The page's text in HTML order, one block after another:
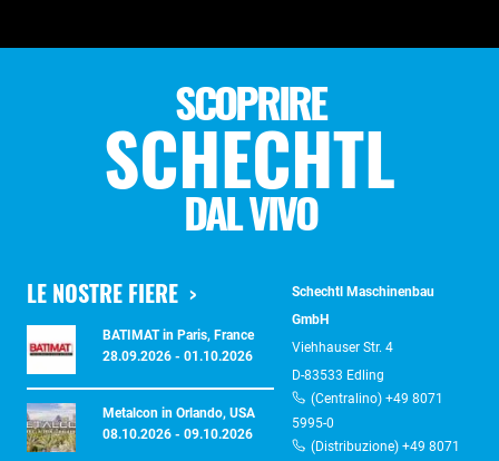
SCOPRIRE
SCHECHTL
DAL VIVO
LE NOSTRE FIERE
BATIMAT in Paris, France
28.09.2026 - 01.10.2026
Metalcon in Orlando, USA
08.10.2026 - 09.10.2026
Schechtl Maschinenbau
GmbH
Viehhauser Str. 4
D-83533 Edling
(Centralino) +49 8071
5995-0
(Distribuzione) +49 8071